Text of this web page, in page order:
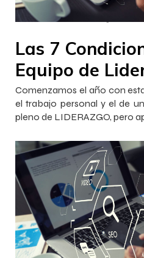
Francisca InnovaJob –
Las 7
Equipo de
Comenzamos el año con
el trabajo personal y el de
pleno de LIDERAZGO, pero